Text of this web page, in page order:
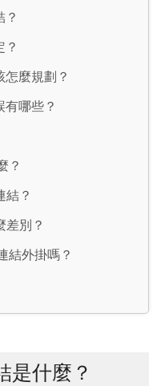
麼規劃？
哪些？
？
結？
差別？
結外掛嗎？
是什麼？